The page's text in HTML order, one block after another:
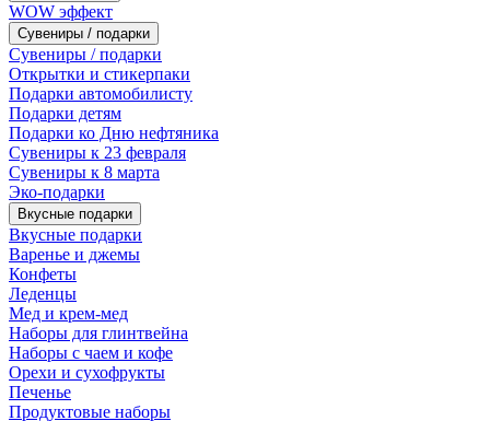
WOW эффект
Сувениры / подарки
Сувениры / подарки
Открытки и стикерпаки
Подарки автомобилисту
Подарки детям
Подарки ко Дню нефтяника
Сувениры к 23 февраля
Сувениры к 8 марта
Эко-подарки
Вкусные подарки
Вкусные подарки
Варенье и джемы
Конфеты
Леденцы
Мед и крем-мед
Наборы для глинтвейна
Наборы с чаем и кофе
Орехи и сухофрукты
Печенье
Продуктовые наборы